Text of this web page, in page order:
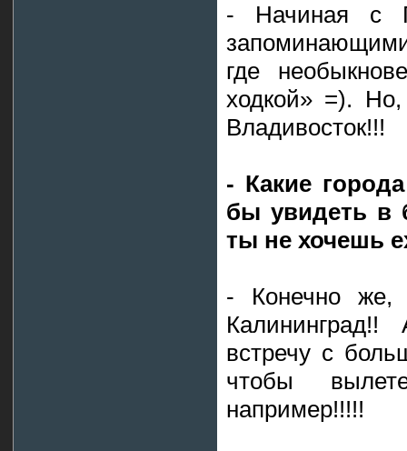
- Начиная с
где
ходкой» =).
Владивосток!!!
- Какие
бы увидеть в
ты не хочешь
- Конечно же,
встречу с
чтобы
например!!!!!